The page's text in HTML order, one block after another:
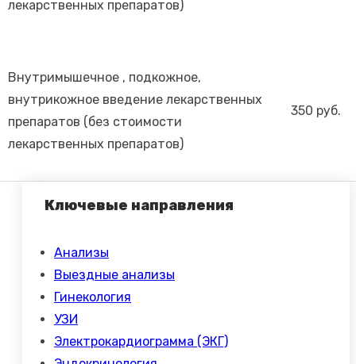
лекарственных препаратов)
Внутримышечное , подкожное,
внутрикожное введение лекарственных
препаратов (без стоимости
лекарственных препаратов)
350 руб.
Ключевые направления
Анализы
Выездные анализы
Гинекология
УЗИ
Электрокардиограмма (ЭКГ)